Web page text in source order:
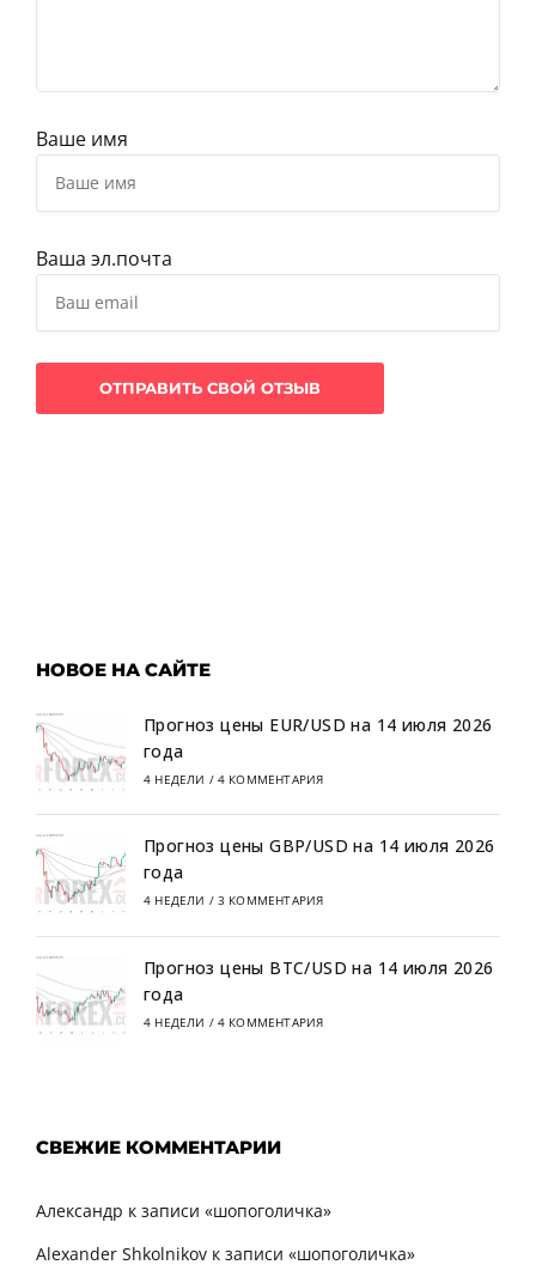
Ваше имя
Ваша эл.почта
НОВОЕ НА САЙТЕ
Прогноз цены EUR/USD на 14 июля 2026
года
4 НЕДЕЛИ / 4 КОММЕНТАРИЯ
Прогноз цены GBP/USD на 14 июля 2026
года
4 НЕДЕЛИ / 3 КОММЕНТАРИЯ
Прогноз цены BTC/USD на 14 июля 2026
года
4 НЕДЕЛИ / 4 КОММЕНТАРИЯ
СВЕЖИЕ КОММЕНТАРИИ
Александр к записи «шопоголичка»
Alexander Shkolnikov к записи «шопоголичка»